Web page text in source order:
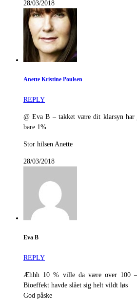
28/03/2018
Anette Kristine Poulsen
REPLY
@ Eva B – takket være dit klarsyn
bare 1%.
Stor hilsen Anette
28/03/2018
Eva B
REPLY
Æhhh 10 % ville da være over 100 –
Bioeffekt havde slået sig helt vildt løs
God påske